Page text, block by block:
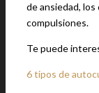
de ansiedad,
compulsiones.
Te puede
6 tipos de